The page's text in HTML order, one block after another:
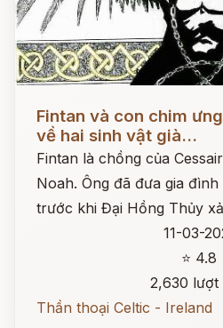
Fintan và con chim
về hai sinh vật già...
Fintan là chồng của
Noah. Ông đã đưa gia
trước khi Đại Hồng Thủy
11-03-
⭐ 4.8
2,630 lượt
Thần thoại Celtic - Ireland